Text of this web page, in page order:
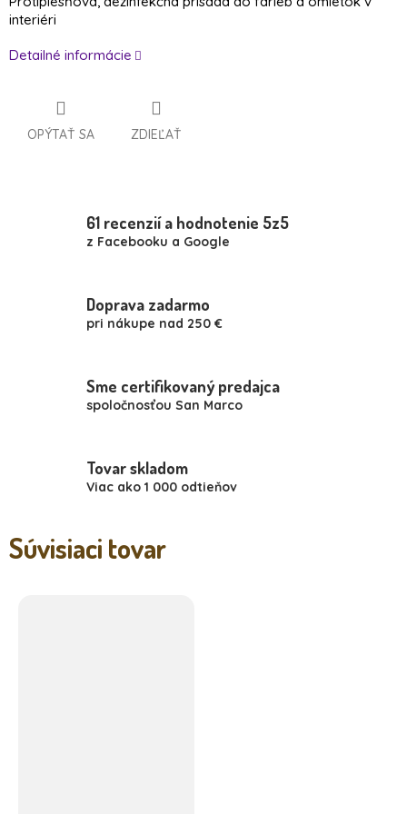
interiéri
Detailné informácie
OPÝTAŤ SA ZDIEĽAŤ
61 recenzií a hodnotenie 5z5
z Facebooku a Google
Doprava zadarmo
pri nákupe nad 250 €
Sme certifikovaný predajca
spoločnosťou San Marco
Tovar skladom
Viac ako 1 000 odtieňov
Súvisiaci tovar